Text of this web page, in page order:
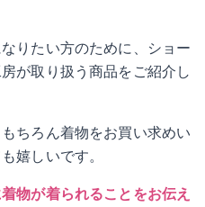
りたい方のために、ショー
が取り扱う商品をご紹介し
ちろん着物をお買い求めい
嬉しいです。
物が着られることをお伝え